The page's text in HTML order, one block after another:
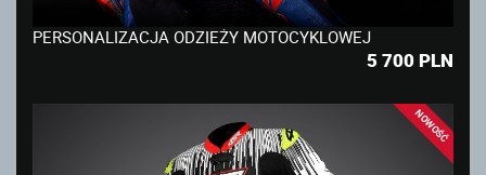
PERSONALIZACJA ODZIEŻY MOTOCYKLOWEJ
5 700 PLN
NOWOŚĆ